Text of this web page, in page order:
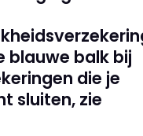
blauwe balk bij
die je
sluiten, zie